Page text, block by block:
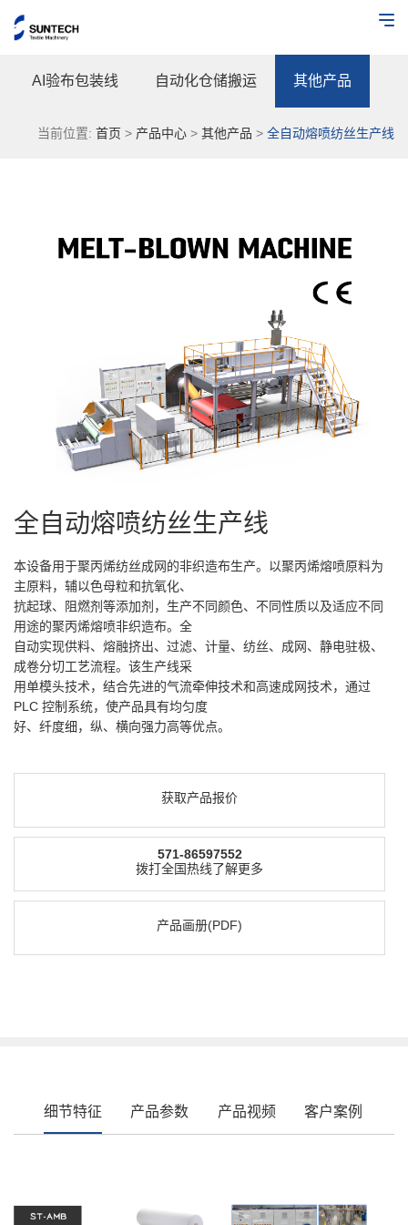
AI验布包装线 自动化仓储搬运 其他产品
当前位置: 首页 > 产品中心 > 其他产品 > 全自动熔喷纺丝生产线
全自动熔喷纺丝生产线
本设备用于聚丙烯纺丝成网的非织造布生产。以聚丙烯熔喷原料为
主原料，辅以色母粒和抗氧化、
抗起球、阻燃剂等添加剂，生产不同颜色、不同性质以及适应不同
用途的聚丙烯熔喷非织造布。全
自动实现供料、熔融挤出、过滤、计量、纺丝、成网、静电驻极、
成卷分切工艺流程。该生产线采
用单模头技术，结合先进的气流牵伸技术和高速成网技术，通过
PLC 控制系统，使产品具有均匀度
好、纤度细，纵、横向强力高等优点。
获取产品报价
571-86597552
拨打全国热线了解更多
产品画册(PDF)
细节特征 产品参数 产品视频 客户案例